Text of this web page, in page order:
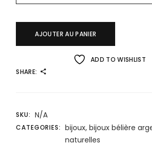
AJOUTER AU PANIER
ADD TO WISHLIST
SHARE:
SKU: N/A
CATEGORIES: bijoux, bijoux bélière
naturelles